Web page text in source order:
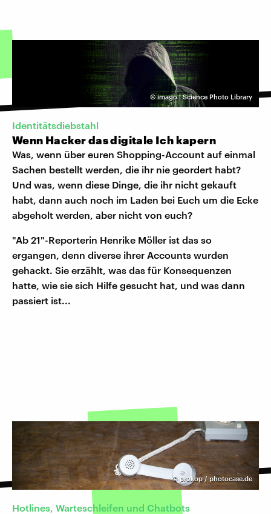
©imago | Science Photo Library
Identitätsdiebstahl
Wenn Hacker das digitale Ich kapern
Was, wenn über euren Shopping-Account auf einmal
Sachen bestellt werden, die ihr nie geordert habt?
Und was, wenn diese Dinge, die ihr nicht gekauft
habt, dann auch noch im Laden bei Euch um die Ecke
abgeholt werden, aber nicht von euch?
"Ab 21"-Reporterin Henrike Möller ist das so
ergangen, denn diverse ihrer Accounts wurden
gehackt. Sie erzählt, was das für Konsequenzen
hatte, wie sie sich Hilfe gesucht hat, und was dann
passiert ist...
© prokop / photocase.de
Hotlines, Warteschleifen und Chatbots